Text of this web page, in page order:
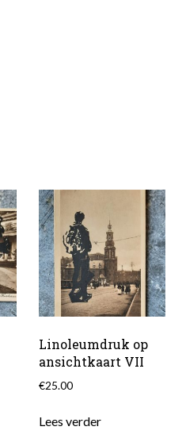
Linoleumdruk op
ansichtkaart VII
€25.00
Lees verder